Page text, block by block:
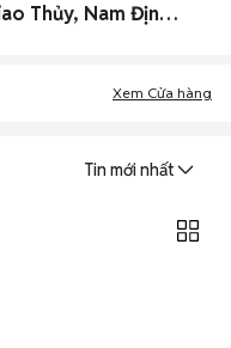
0 Zte Blade A73 5g cũ Huyện Giao Thủy, Nam Định đẹp
Xem Cửa hàng
Tin mới nhất